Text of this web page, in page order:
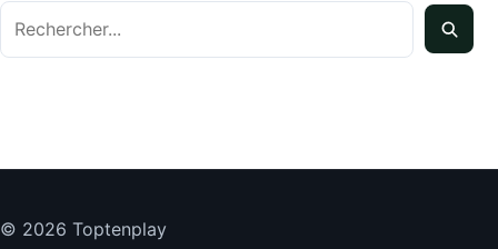
Rechercher
© 2026 Toptenplay